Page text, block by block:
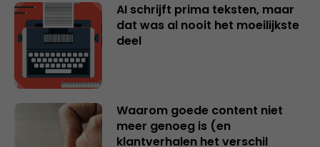
AI schrijft prima teksten, maar
dat was al nooit het moeilijkste
deel
Waarom goede content niet
meer genoeg is (en
klantverhalen het verschil